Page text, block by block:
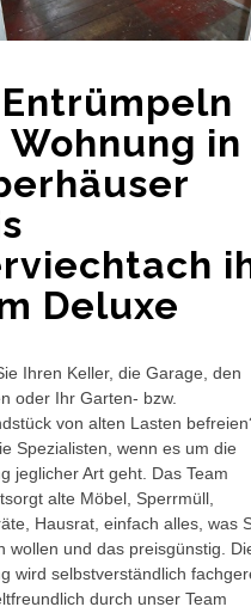
Wohnung in
Deluxe
Ihren Keller, die Garage, den
oder Ihr Garten- bzw.
von alten Lasten
Spezialisten, wenn es um die
jeglicher Art geht. Das Team
alte Möbel, Sperrmüll,
Hausrat, einfach alles, was
wollen und das preisgünstig.
wird selbstverständlich
durch unser Team